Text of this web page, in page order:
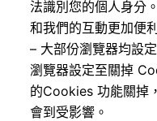
法識別您的個人身分
和我們的互動更加便
– 大部份瀏覽器均設
瀏覽器設定至關掉
的Cookies 功能關掉
會到受影響。